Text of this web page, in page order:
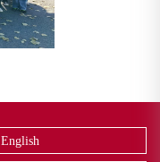
English